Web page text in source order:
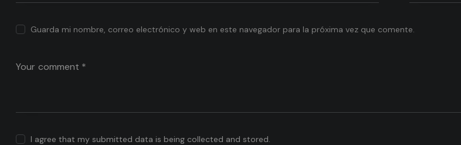
Guarda mi nombre, correo electrónico y web en este navegador para la próxima vez que comente.
I agree that my submitted data is being collected and stored.